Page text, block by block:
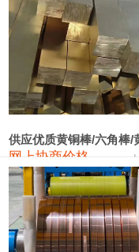
441#硅
3303#硅
2202#硅
金属硅3303#-2202#
漆包线
磷铜合金
网上协商价格